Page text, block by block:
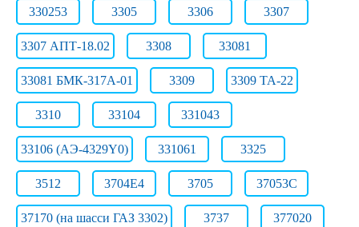
330253 3305 3306 3307
3307 АПТ-18.02 3308 33081
33081 БМК-317А-01 3309 3309 ТА-22
3310 33104 331043
33106 (АЭ-4329Y0) 331061 3325
3512 3704Е4 3705 37053С
37170 (на шасси ГАЗ 3302) 3737 377020